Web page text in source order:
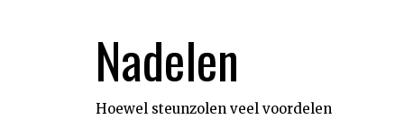
Nadelen
Hoewel steunzolen veel voordelen